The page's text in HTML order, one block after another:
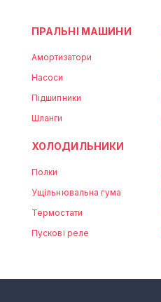
ПРАЛЬНІ МАШИНИ
Амортизатори
Насоси
Підшипники
Шланги
ХОЛОДИЛЬНИКИ
Полки
Ущільнювальна гума
Термостати
Пускові реле